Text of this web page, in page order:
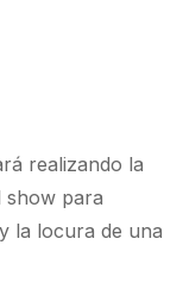
realizando la
show para
la locura de una